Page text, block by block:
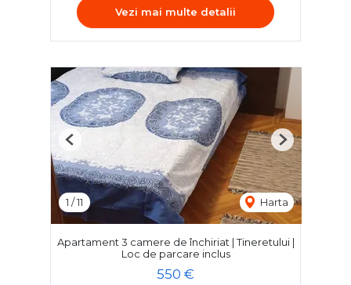
Vezi mai multe detalii
1 /11 Harta
Previous Next
Apartament 3 camere de închiriat | Tineretului |
Loc de parcare inclus
550 €